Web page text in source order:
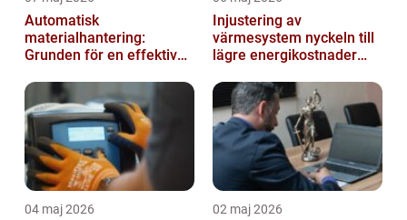
Automatisk
materialhantering:
Grunden för en effektiv
Injustering av
värmesystem nyckeln till
lägre energikostnader
inomhusklimat
04 maj 2026 02 maj 2026